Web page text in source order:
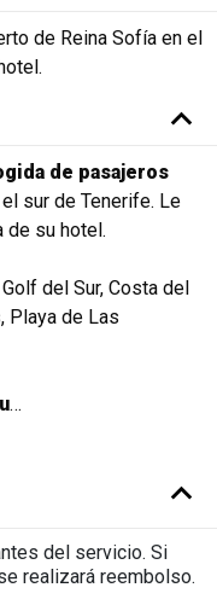
de Reina Sofía en el
de pasajeros
el sur de Tenerife. Le
de su hotel.
del Sur, Costa del
Playa de Las
…
del servicio. Si
realizará reembolso.